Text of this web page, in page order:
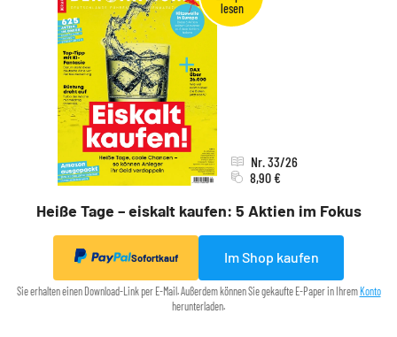
Heiße Tage – eiskalt kaufen: 5 Aktien im Fokus
Nr. 33/26
8,90 €
Sofortkauf Im Shop kaufen
Sie erhalten einen Download-Link per E-Mail. Außerdem können Sie gekaufte E-Paper in IhremKonto
herunterladen.